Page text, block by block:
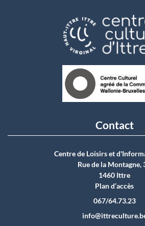
Contact
Centre de Loisirs et
Rue de la Montagne,
1460 Ittre
Plan d’accès
067/64.73.23